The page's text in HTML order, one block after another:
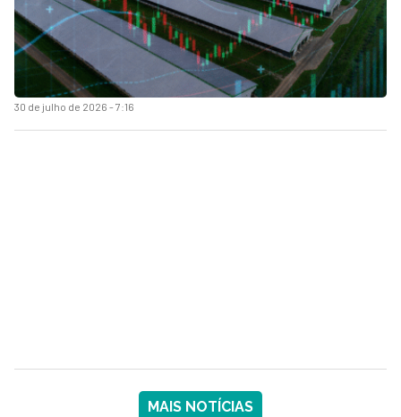
30 de julho de 2026 - 7:16
MAIS NOTÍCIAS